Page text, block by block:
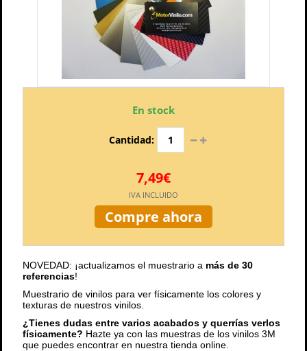
En stock
Cantidad:
7,49€
IVA INCLUIDO
Compre ahora
NOVEDAD: ¡actualizamos el muestrario a más de 30
referencias!
Muestrario de vinilos para ver físicamente los colores y
texturas de nuestros vinilos.
¿Tienes dudas entre varios acabados y querrías verlos
físicamente? Hazte ya con las muestras de los vinilos 3M
que puedes encontrar en nuestra tienda online.